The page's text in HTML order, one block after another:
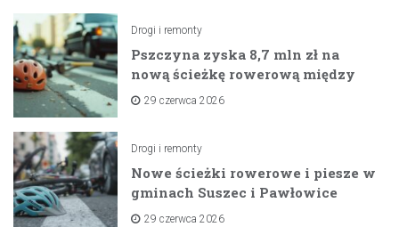
Drogi i remonty
Pszczyna zyska 8,7 mln zł na
nową ścieżkę rowerową między
zaporami
29 czerwca 2026
Drogi i remonty
Nowe ścieżki rowerowe i piesze w
gminach Suszec i Pawłowice
dzięki unijnemu wsparciu
29 czerwca 2026